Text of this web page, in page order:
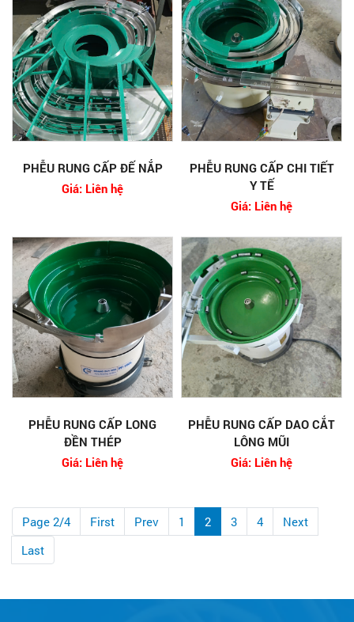
PHỄU RUNG CẤP ĐẾ NẮP
Giá: Liên hệ
PHỄU RUNG CẤP CHI TIẾT
Y TẾ
Giá: Liên hệ
PHỄU RUNG CẤP LONG
ĐỀN THÉP
Giá: Liên hệ
PHỄU RUNG CẤP DAO CẮT
LÔNG MŨI
Giá: Liên hệ
Page 2/4 First Prev 1 2 3 4
Next
Last